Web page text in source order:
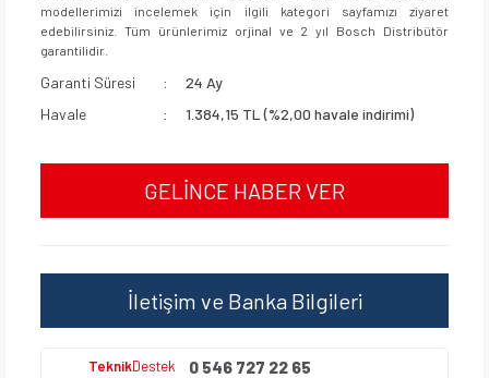
modellerimizi incelemek için ilgili kategori sayfamızı ziyaret
edebilirsiniz. Tüm ürünlerimiz orjinal ve 2 yıl Bosch Distribütör
garantilidir.
Garanti Süresi
24 Ay
Havale
1.384,15 TL (%2,00 havale indirimi)
GELİNCE HABER VER
İletişim ve Banka Bilgileri
TeknikDestek 0 546 727 22 65